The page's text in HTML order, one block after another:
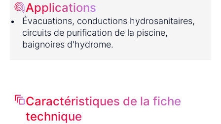
Applications
Évacuations, conductions hydrosanitaires,
circuits de purification de la piscine,
baignoires d'hydrome.
Caractéristiques de la fiche
technique